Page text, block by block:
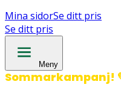
Mina sidorSe ditt pris
Se ditt pris
Meny
Sommarkampanj!